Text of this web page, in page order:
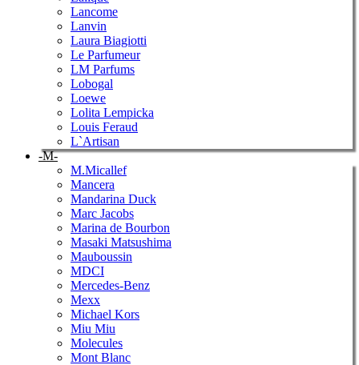
Lancome
Lanvin
Laura Biagiotti
Le Parfumeur
LM Parfums
Lobogal
Loewe
Lolita Lempicka
Louis Feraud
L`Artisan
-M-
M.Micallef
Mancera
Mandarina Duck
Marc Jacobs
Marina de Bourbon
Masaki Matsushima
Mauboussin
MDCI
Mercedes-Benz
Mexx
Michael Kors
Miu Miu
Molecules
Mont Blanc